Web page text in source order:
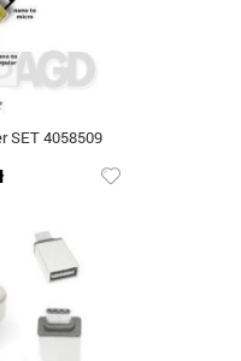
SET 4058509